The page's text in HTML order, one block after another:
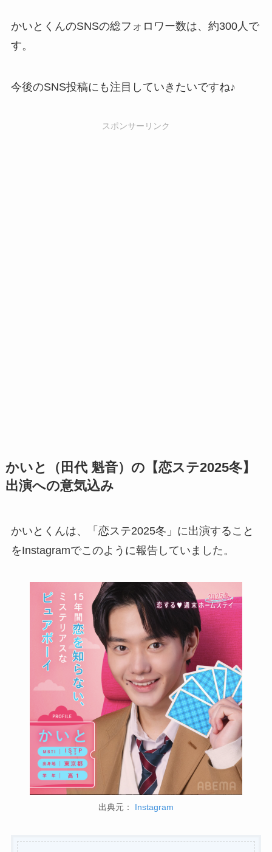
かいとくんのSNSの総フォロワー数は、約300人で
す。
今後のSNS投稿にも注目していきたいですね♪
スポンサーリンク
かいと（田代 魁音）の【恋ステ2025冬】
出演への意気込み
かいとくんは、「恋ステ2025冬」に出演すること
をInstagramでこのように報告していました。
出典元： Instagram